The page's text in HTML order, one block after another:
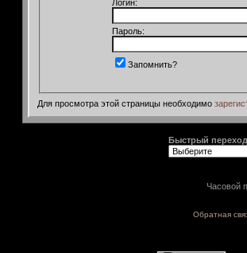
Логин:
Пароль:
Запомнить?
Для просмотра этой страницы необходимо
Быстрый переход
Часовой
Обратная